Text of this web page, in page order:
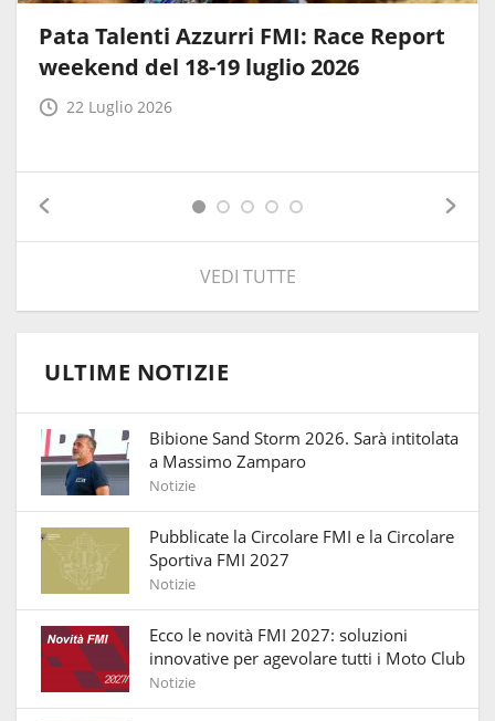
Pata Talenti Azzurri FMI: Race Report
weekend del 18-19 luglio 2026
22 Luglio 2026
VEDI TUTTE
ULTIME NOTIZIE
Bibione Sand Storm 2026. Sarà intitolata
a Massimo Zamparo
Notizie
Pubblicate la Circolare FMI e la Circolare
Sportiva FMI 2027
Notizie
Ecco le novità FMI 2027: soluzioni
innovative per agevolare tutti i Moto Club
Notizie